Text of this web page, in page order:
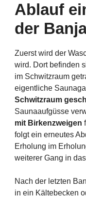
Ablauf
der
Zuerst wird der
wird. Dort befinden
im Schwitzraum
eigentliche
Schwitzraum
Saunaaufgüsse
mit Birkenzweigen
folgt ein erneutes
Erholung im
weiterer Gang in
Nach der letzten
in ein Kältebecken